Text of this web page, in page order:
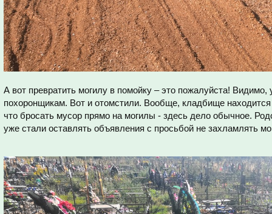
А вот превратить могилу в помойку – это пожалуйста!
похоронщикам. Вот и отомстили. Вообще, кладбище находится
что бросать мусор прямо на могилы - здесь дело обычное.
уже стали оставлять объявления с просьбой не захламлять